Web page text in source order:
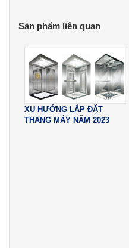
Sản phẩm liên quan
XU HƯỚNG LẮP ĐẶT
THANG MÁY NĂM 2023